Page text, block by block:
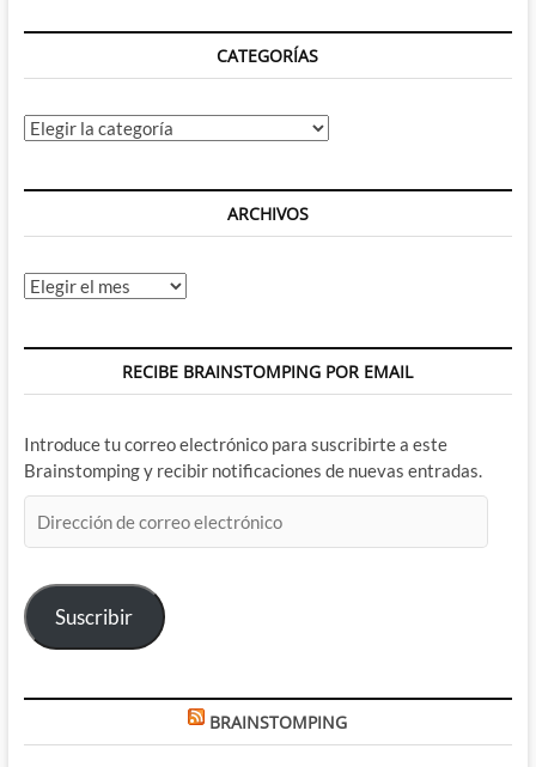
a
Homecoming
CATEGORÍAS
Categorías
ARCHIVOS
Archivos
RECIBE BRAINSTOMPING POR EMAIL
Introduce tu correo electrónico para suscribirte a este
Brainstomping y recibir notificaciones de nuevas entradas.
de
electrónico
Suscribir
BRAINSTOMPING